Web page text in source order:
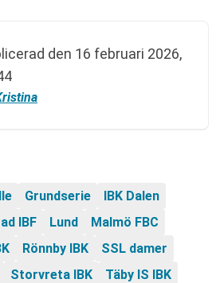
den 16 februari 2026,
Grundserie
IBK Dalen
IBF Lund
Malmö FBC
Rönnby IBK
SSL damer
Storvreta IBK
Täby IS IBK